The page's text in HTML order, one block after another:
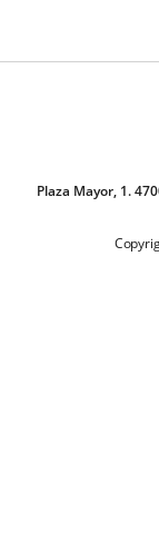
Plaza Mayor, 1.